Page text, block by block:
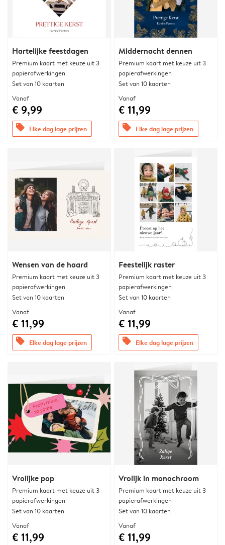
Hartelijke feestdagen
Premium kaart met keuze uit 3
papierafwerkingen
Set van 10 kaarten
Vanaf
€ 9,99
offers Elke dag lage prijzen
Middernacht dennen
Premium kaart met keuze uit 3
papierafwerkingen
Set van 10 kaarten
Vanaf
€ 11,99
offers Elke dag lage prijzen
Wensen van de haard
Premium kaart met keuze uit 3
papierafwerkingen
Set van 10 kaarten
Vanaf
€ 11,99
offers Elke dag lage prijzen
Feestelijk raster
Premium kaart met keuze uit 3
papierafwerkingen
Set van 10 kaarten
Vanaf
€ 11,99
offers Elke dag lage prijzen
Vrolijke pop
Premium kaart met keuze uit 3
papierafwerkingen
Set van 10 kaarten
Vanaf
€ 11,99
Vrolijk in monochroom
Premium kaart met keuze uit 3
papierafwerkingen
Set van 10 kaarten
Vanaf
€ 11,99